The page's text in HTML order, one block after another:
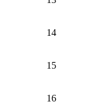
14
15
16